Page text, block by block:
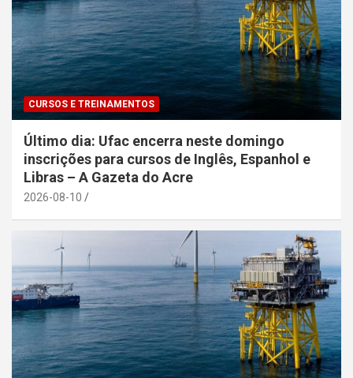
CURSOS E TREINAMENTOS
Último dia: Ufac encerra neste domingo
inscrições para cursos de Inglês, Espanhol e
Libras – A Gazeta do Acre
2026-08-10